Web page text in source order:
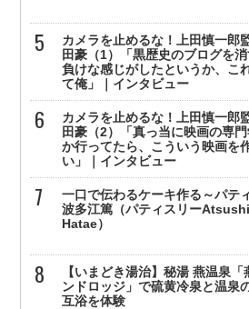
カメラを止めるな！上田慎一郎
田豪（1）「黒歴史のブログを
負けな感じがしたというか、こ
て俺」｜インタビュー
カメラを止めるな！上田慎一郎
田豪（2）「真っ当に映画の専門
か行ってたら、こういう映画を
い」｜インタビュー
一口で伝わるケーキ作る～パテ
波多江篤（パティスリーAtsushi
Hatae）
【いまどき湯治】秘湯 燕温泉「
ンドロッジ」で硫黄冷泉と温泉
互浴を体験